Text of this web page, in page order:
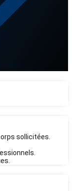
sollicitées.